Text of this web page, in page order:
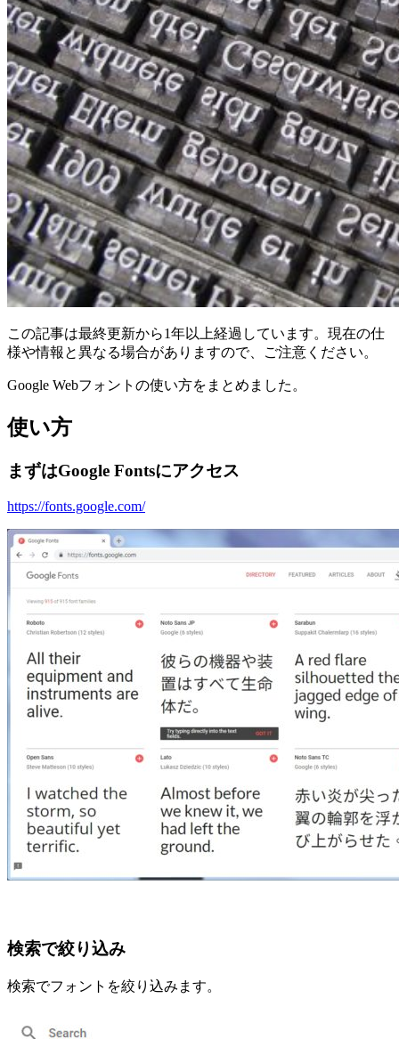
この記事は最終更新から1年以上経過しています。現在の仕
様や情報と異なる場合がありますので、ご注意ください。
Google Webフォントの使い方をまとめました。
使い方
まずはGoogle Fontsにアクセス
https://fonts.google.com/
検索で絞り込み
検索でフォントを絞り込みます。